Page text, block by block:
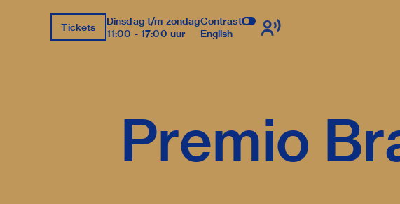
Tickets
Dinsdag t/m zondag
11:00 - 17:00 uur
Contrast
English
Premio